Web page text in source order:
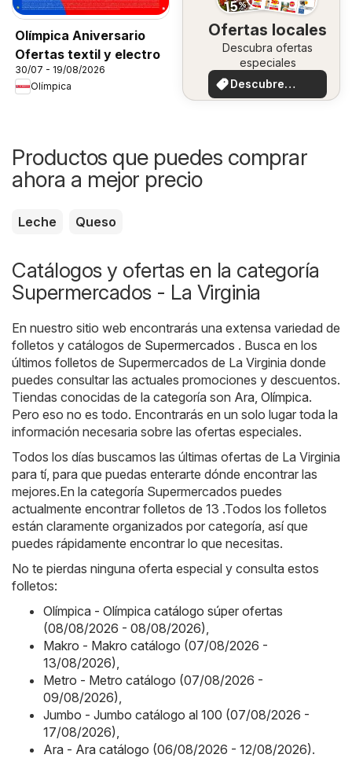
Olímpica Aniversario
Ofertas textil y electro
30/07 - 19/08/2026
Olímpica
Ofertas locales
Descubra ofertas
especiales
Descubre
ofertas
Productos que puedes comprar
ahora a mejor precio
Leche Queso
Catálogos y ofertas en la categoría
Supermercados - La Virginia
En nuestro sitio web encontrarás una extensa variedad de
folletos y catálogos de Supermercados . Busca en los
últimos folletos de Supermercados de La Virginia donde
puedes consultar las actuales promociones y descuentos.
Tiendas conocidas de la categoría son Ara Olímpica.
Pero eso no es todo. Encontrarás en un solo lugar toda la
información necesaria sobre las ofertas especiales.
Todos los días buscamos las últimas ofertas de La Virginia
para tí, para que puedas enterarte dónde encontrar las
mejores.En la categoría Supermercados puedes
actualmente encontrar folletos de 13 .Todos los folletos
están claramente organizados por categoría, así que
puedes rápidamente encontrar lo que necesitas.
No te pierdas ninguna oferta especial y consulta estos
folletos:
Olímpica - Olímpica catálogo súper ofertas
(08/08/2026 - 08/08/2026)
Makro - Makro catálogo (07/08/2026 -
13/08/2026)
Metro - Metro catálogo (07/08/2026 -
09/08/2026)
Jumbo - Jumbo catálogo al 100 (07/08/2026 -
17/08/2026)
Ara - Ara catálogo (06/08/2026 - 12/08/2026).